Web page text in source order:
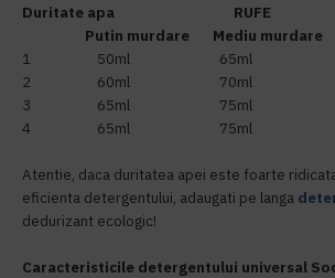
Duritate apa RUFE
Putin murdare Mediu murdare
1 50ml 65ml
2 60ml 70ml
3 65ml 75ml
4 65ml 75ml
Atentie, daca duritatea apei este foarte
eficienta detergentului, adaugati pe langa
dedurizant ecologic!
Caracteristicile detergentului universal